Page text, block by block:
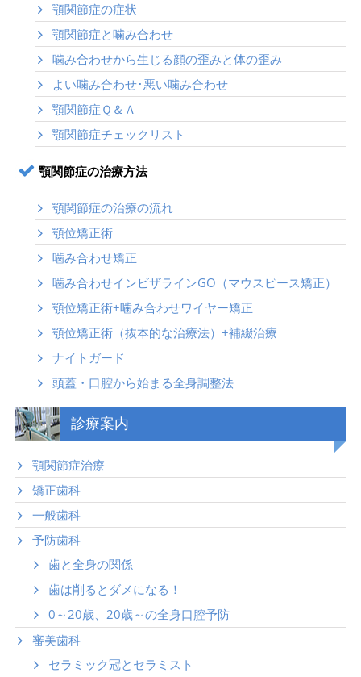
顎関節症の症状
顎関節症と噛み合わせ
噛み合わせから生じる顔の歪みと体の歪み
よい噛み合わせ･悪い噛み合わせ
顎関節症Ｑ＆Ａ
顎関節症チェックリスト
顎関節症の治療方法
顎関節症の治療の流れ
顎位矯正術
噛み合わせ矯正
噛み合わせインビザラインGO（マウスピース矯正）
顎位矯正術+噛み合わせワイヤー矯正
顎位矯正術（抜本的な治療法）+補綴治療
ナイトガード
頭蓋・口腔から始まる全身調整法
診療案内
顎関節症治療
矯正歯科
一般歯科
予防歯科
歯と全身の関係
歯は削るとダメになる！
0～20歳、20歳～の全身口腔予防
審美歯科
セラミック冠とセラミスト